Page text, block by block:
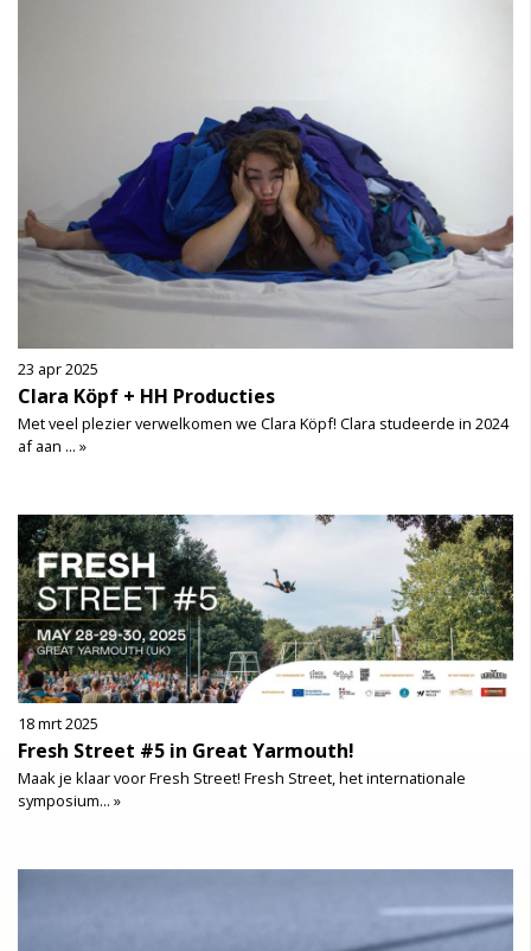
23 apr 2025
Clara Köpf + HH Producties
Met veel plezier verwelkomen we Clara Köpf! Clara studeerde in 2024
af aan ... »
18 mrt 2025
Fresh Street #5 in Great Yarmouth!
Maak je klaar voor Fresh Street! Fresh Street, het internationale
symposium... »